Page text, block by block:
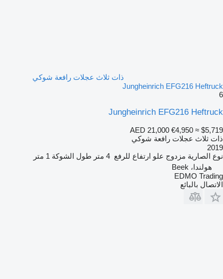
ذات ثلاث عجلات رافعة شوكي
Jungheinrich EFG216 Heftruck
6
Jungheinrich EFG216 Heftruck
AED 21,000 €4,950 ≈ $5,719
ذات ثلاث عجلات رافعة شوكي
2019
نوع الصارية مزدوج علو ارتفاع للرفع 4 متر طول الشوكة 1 متر
هولندا، Beek
EDMO Trading
الاتصال بالبائع